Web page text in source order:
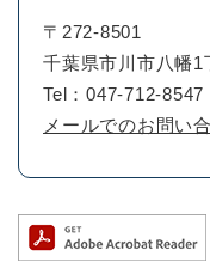
〒272-8501
千葉県市川市八幡
Tel：047-712-8547
メールでのお問い